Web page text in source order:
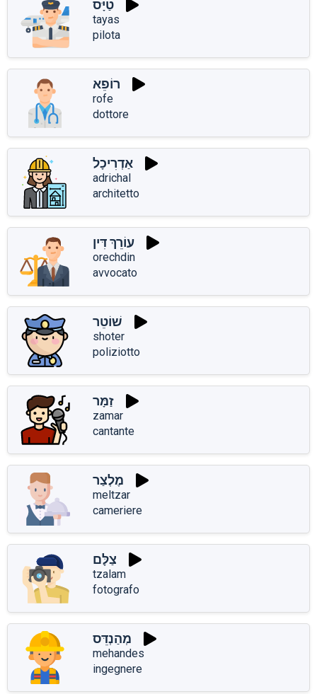
טַיָּס
tayas
pilota
רוֹפֵא
rofe
dottore
אַדְרִיכָל
adrichal
architetto
עוֹרֵךְ דִּין
orechdin
avvocato
שׁוֹטֵר
shoter
poliziotto
זַמָּר
zamar
cantante
מֶלְצַר
meltzar
cameriere
צַלָּם
tzalam
fotografo
מְהַנְדֵּס
mehandes
ingegnere